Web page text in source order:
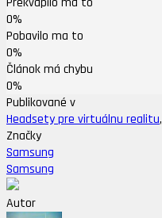
0%
Pobavilo ma to
0%
Článok má chybu
0%
Publikované v
Headsety pre virtuálnu realitu,
Značky
Samsung
Samsung
Autor